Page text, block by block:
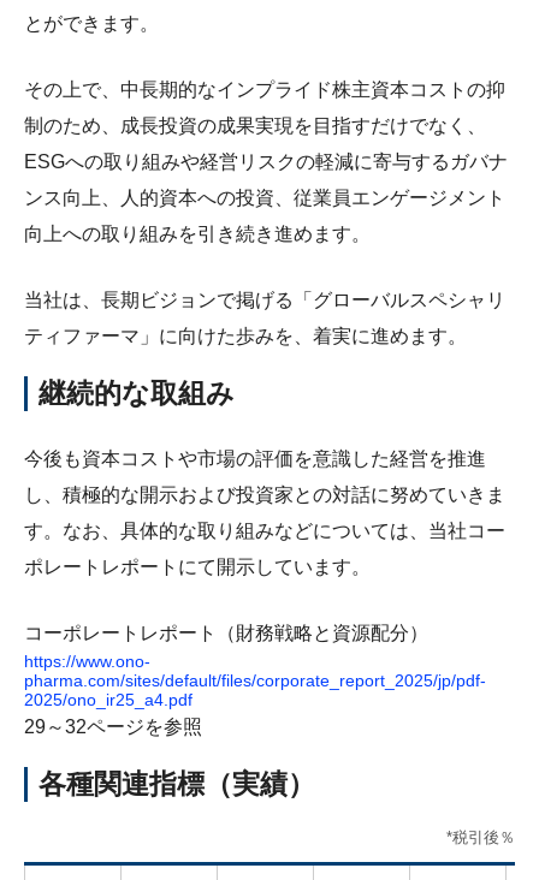
とができます。
その上で、中長期的なインプライド株主資本コストの抑
制のため、成長投資の成果実現を目指すだけでなく、
ESGへの取り組みや経営リスクの軽減に寄与するガバナ
ンス向上、人的資本への投資、従業員エンゲージメント
向上への取り組みを引き続き進めます。
当社は、長期ビジョンで掲げる「グローバルスペシャリ
ティファーマ」に向けた歩みを、着実に進めます。
継続的な取組み
今後も資本コストや市場の評価を意識した経営を推進
し、積極的な開示および投資家との対話に努めていきま
す。なお、具体的な取り組みなどについては、当社コー
ポレートレポートにて開示しています。
コーポレートレポート（財務戦略と資源配分）
https://www.ono-
pharma.com/sites/default/files/corporate_report_2025/jp/pdf-
2025/ono_ir25_a4.pdf
29～32ページを参照
各種関連指標（実績）
*税引後％